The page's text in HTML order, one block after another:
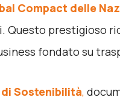
Compact delle
Questo prestigioso
fondato su
Sostenibilità,